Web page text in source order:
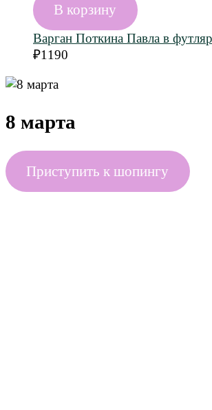
В корзину
Варган Поткина Павла в
₽1190
8 марта
Приступить к шопингу